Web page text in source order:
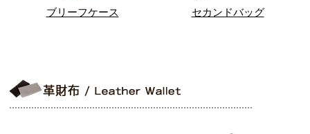
ブリーフケース セカンドバッグ